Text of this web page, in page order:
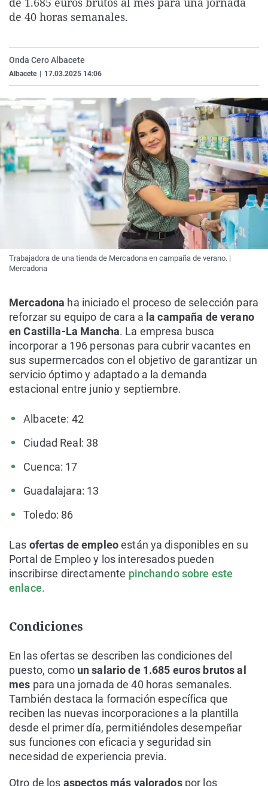
La rosa de los vientos
Como el perro y el
Caso
Equipo de
Extremadura
La Rioja
Virales
Elecciones
de 40 horas semanales.
Onda Cero Albacete
Albacete 17.03.2025 14:06
Trabajadora de una tienda de Mercadona en campaña de verano. |
Mercadona
Mercadona ha iniciado el proceso de selección para
reforzar su equipo de cara a la campaña de verano
en Castilla-La Mancha. La empresa busca
incorporar a 196 personas para cubrir vacantes en
sus supermercados con el objetivo de garantizar un
servicio óptimo y adaptado a la demanda
estacional entre junio y septiembre.
­ Albacete: 42
­ Ciudad Real: 38
­ Cuenca: 17
­ Guadalajara: 13
­ Toledo: 86
Las ofertas de empleoestán ya disponibles en su
Portal de Empleo y los interesados pueden
inscribirse directamente pinchando sobre este
enlace.
Condiciones
En las ofertas se describen las condiciones del
puesto, como un salario de 1.685 euros brutos al
mes para una jornada de 40 horas semanales.
También destaca la formación específica que
reciben las nuevas incorporaciones a la plantilla
desde el primer día, permitiéndoles desempeñar
sus funciones con eficacia y seguridad sin
necesidad de experiencia previa.
Otro de los aspectos más valorados por los